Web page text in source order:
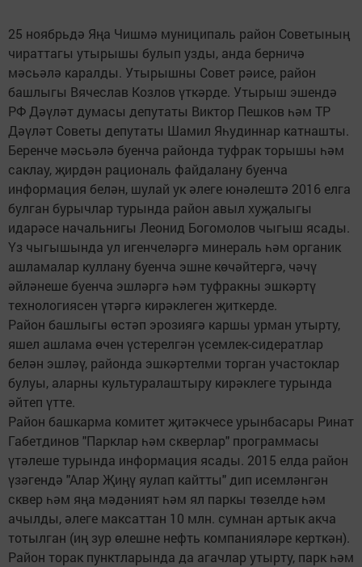
25 ноябрьдә Яңа Чишмә муниципаль район Советының
чираттагы утырышы булып узды, анда берничә
мәсьәлә каралды. Утырышны Совет рәисе, район
башлыгы Вячеслав Козлов үткәрде. Утырыш эшендә
РФ Дәүләт думасы депутаты Виктор Пешков һәм ТР
Дәүләт Советы депутаты Шамил Яһудиннар катнашты.
Беренче мәсьәлә буенча районда туфрак торышы һәм
саклау, җирдән рациональ файдалану буенча
информация белән, шулай ук әлеге юнәлештә 2016 елга
булган бурычлар турында район авыл хуҗалыгы
идарәсе начальнигы Леонид Богомолов чыгыш ясады.
Үз чыгышында ул игенчеләргә минераль һәм органик
ашламалар куллану буенча эшне көчәйтергә, чәчү
әйләнеше буенча эшләргә һәм туфракны эшкәртү
технологиясен үтәргә кирәклеген җиткерде.
Район башлыгы өстәп эрозиягә каршы урман утырту,
яшел ашлама өчен үстерелгән үсемлек-сидератлар
белән эшләү, районда эшкәртелми торган участоклар
булуы, аларны культуралаштыру кирәклеге турында
әйтеп үтте.
Район башкарма комитет җитәкчесе урынбасары Ринат
Габетдинов "Парклар һәм скверлар" программасы
үтәлеше турында информация ясады. 2015 елда район
үзәгендә "Алар Җиңү яулап кайтты" дип исемләнгән
сквер һәм яңа мәдәният һәм ял паркы төзелде һәм
ачылды, әлеге максаттан 10 млн. сумнан артык акча
тотылган (иң зур өлешне нефть компанияләре керткән).
Район торак пунктларында да агачлар утырту, парк һәм